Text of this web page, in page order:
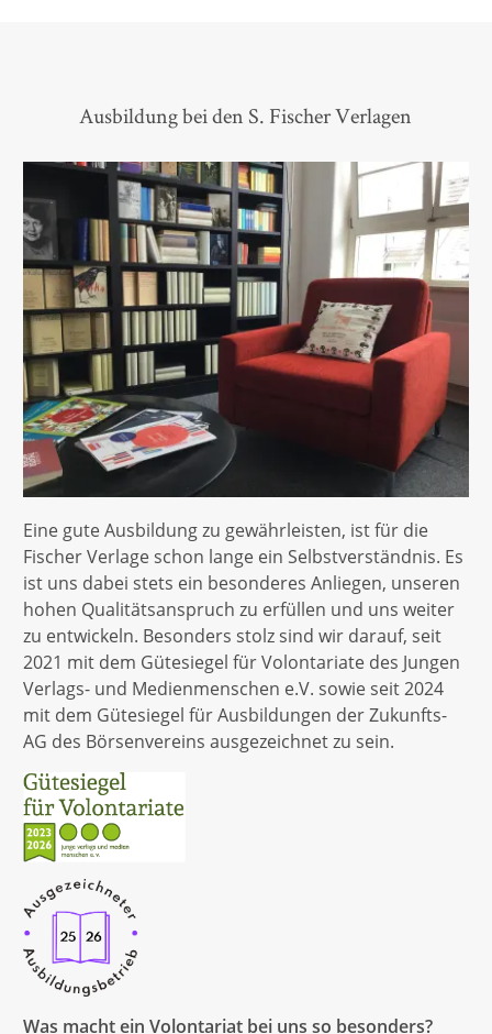
Ausbildung bei den S. Fischer Verlagen
Eine gute Ausbildung zu gewährleisten, ist für die
Fischer Verlage schon lange ein Selbstverständnis. Es
ist uns dabei stets ein besonderes Anliegen, unseren
hohen Qualitätsanspruch zu erfüllen und uns weiter
zu entwickeln. Besonders stolz sind wir darauf, seit
2021 mit dem Gütesiegel für Volontariate des Jungen
Verlags- und Medienmenschen e.V. sowie seit 2024
mit dem Gütesiegel für Ausbildungen der Zukunfts-
AG des Börsenvereins ausgezeichnet zu sein.
Was macht ein Volontariat bei uns so besonders?